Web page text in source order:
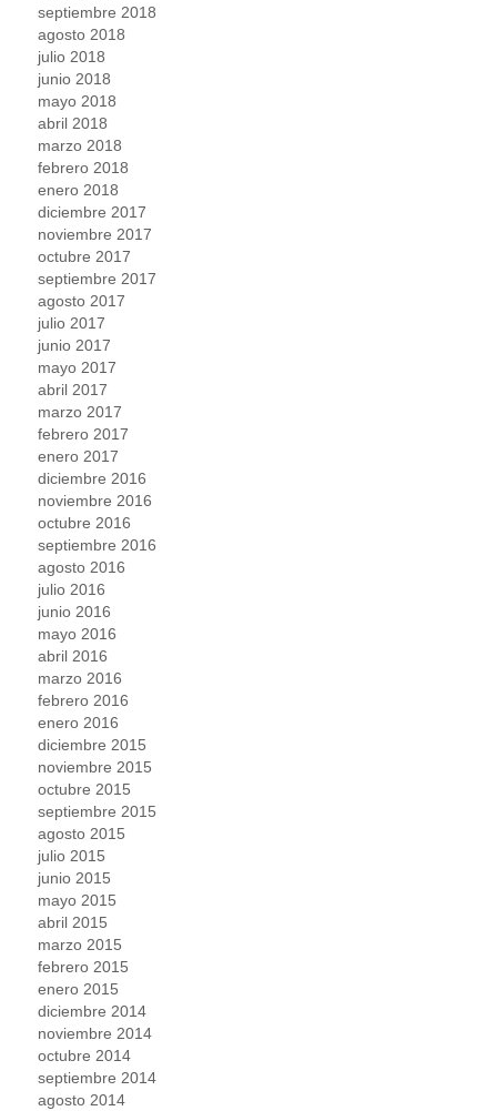
septiembre 2018
agosto 2018
julio 2018
junio 2018
mayo 2018
abril 2018
marzo 2018
febrero 2018
enero 2018
diciembre 2017
noviembre 2017
octubre 2017
septiembre 2017
agosto 2017
julio 2017
junio 2017
mayo 2017
abril 2017
marzo 2017
febrero 2017
enero 2017
diciembre 2016
noviembre 2016
octubre 2016
septiembre 2016
agosto 2016
julio 2016
junio 2016
mayo 2016
abril 2016
marzo 2016
febrero 2016
enero 2016
diciembre 2015
noviembre 2015
octubre 2015
septiembre 2015
agosto 2015
julio 2015
junio 2015
mayo 2015
abril 2015
marzo 2015
febrero 2015
enero 2015
diciembre 2014
noviembre 2014
octubre 2014
septiembre 2014
agosto 2014